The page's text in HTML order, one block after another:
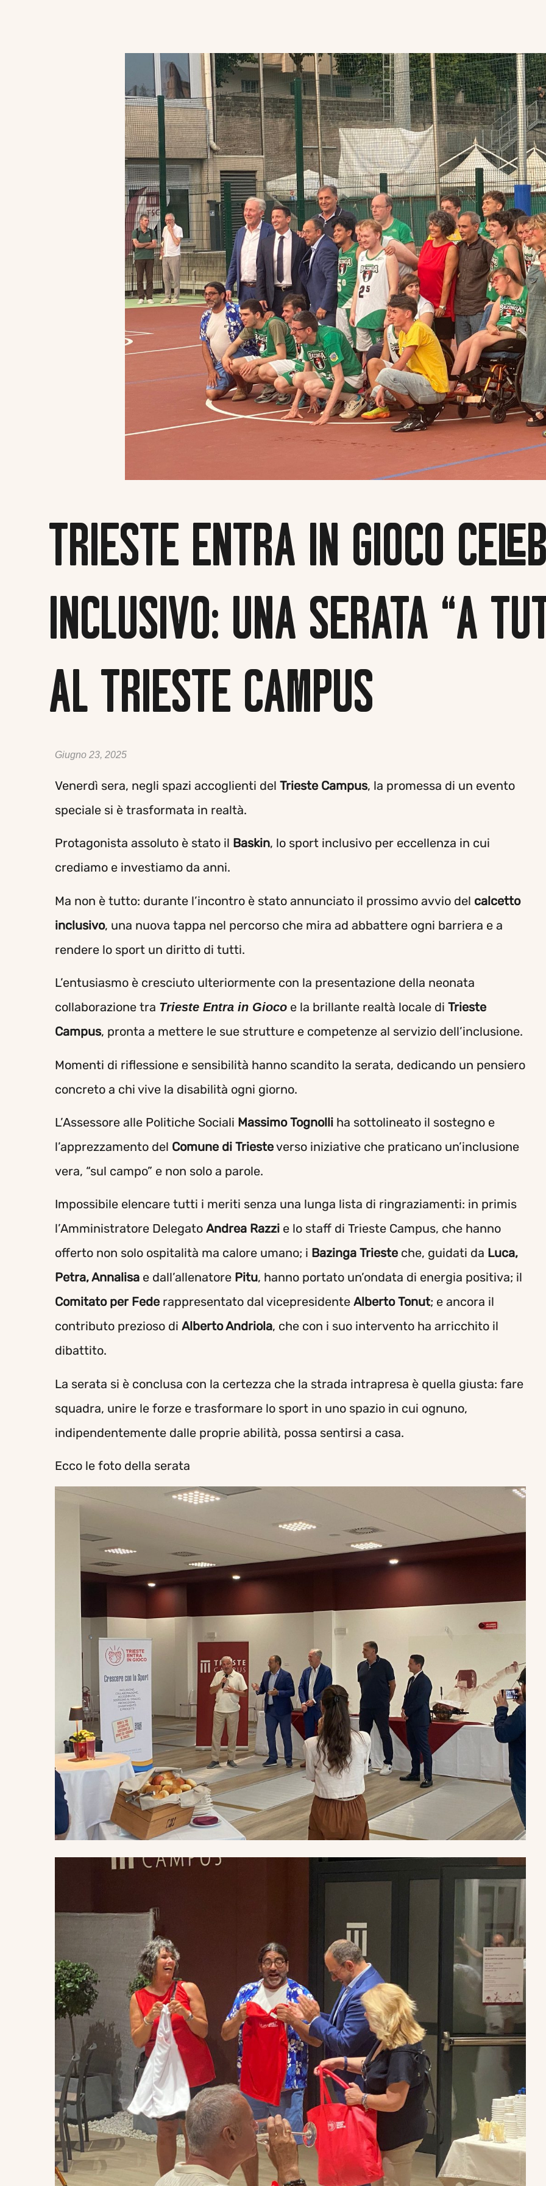
TRIESTE ENTRA IN GIOCO
INCLUSIVO: UNA SERATA “A
AL TRIESTE CAMPUS
Giugno 23, 2025
Venerdì sera, negli spazi accoglienti del Trieste Campus, la promessa di un evento
speciale si è trasformata in realtà.
Protagonista assoluto è stato il Baskin, lo sport inclusivo per eccellenza in cui
crediamo e investiamo da anni.
Ma non è tutto: durante l’incontro è stato annunciato il prossimo avvio del calcetto
inclusivo, una nuova tappa nel percorso che mira ad abbattere ogni barriera e a
rendere lo sport un diritto di tutti.
L’entusiasmo è cresciuto ulteriormente con la presentazione della neonata
collaborazione tra Trieste Entra in Gioco e la brillante realtà locale di Trieste
Campus, pronta a mettere le sue strutture e competenze al servizio dell’inclusione.
Momenti di riflessione e sensibilità hanno scandito la serata, dedicando un pensiero
concreto a chi vive la disabilità ogni giorno.
L’Assessore alle Politiche Sociali Massimo Tognolli ha sottolineato il sostegno e
l’apprezzamento del Comune di Triesteverso iniziative che praticano un’inclusione
vera, “sul campo” e non solo a parole.
Impossibile elencare tutti i meriti senza una lunga lista di ringraziamenti: in primis
l’Amministratore Delegato Andrea Razzi e lo staff di Trieste Campus, che hanno
offerto non solo ospitalità ma calore umano; i Bazinga Trieste che, guidati da Luca,
Petra, Annalisa e dall’allenatore Pitu, hanno portato un’ondata di energia positiva; il
Comitato per Fede rappresentato dal vicepresidente Alberto Tonut; e ancora il
contributo prezioso di Alberto Andriola, che con i suo intervento ha arricchito il
dibattito.
La serata si è conclusa con la certezza che la strada intrapresa è quella giusta: fare
squadra, unire le forze e trasformare lo sport in uno spazio in cui ognuno,
indipendentemente dalle proprie abilità, possa sentirsi a casa.
Ecco le foto della serata